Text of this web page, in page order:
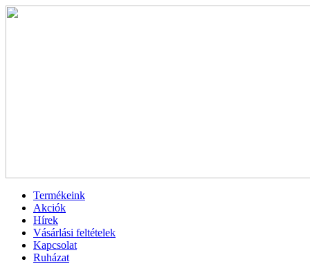
Termékeink
Akciók
Hírek
Vásárlási feltételek
Kapcsolat
Ruházat